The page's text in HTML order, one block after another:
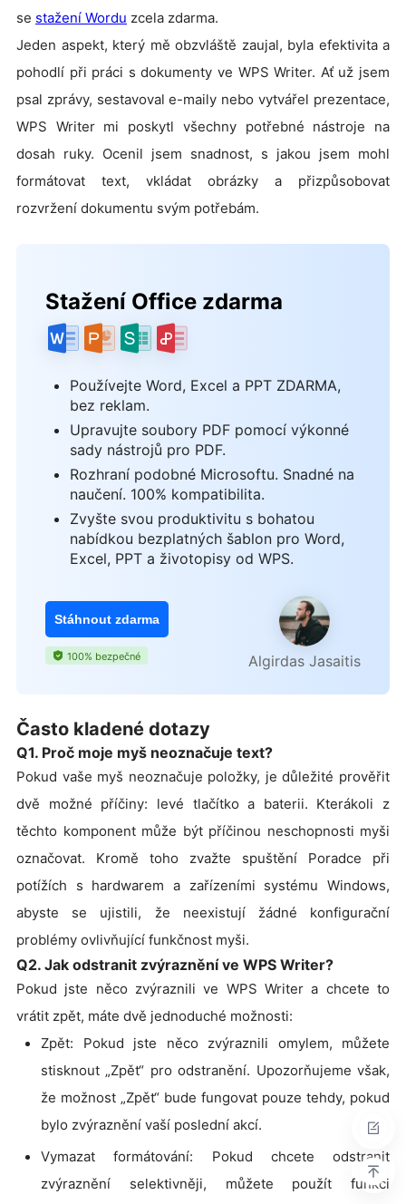
se stažení Wordu zcela zdarma.
Jeden aspekt, který mě obzvláště zaujal, byla efektivita a
pohodlí při práci s dokumenty ve WPS Writer. Ať už jsem
psal zprávy, sestavoval e-maily nebo vytvářel prezentace,
WPS Writer mi poskytl všechny potřebné nástroje na
dosah ruky. Ocenil jsem snadnost, s jakou jsem mohl
formátovat text, vkládat obrázky a přizpůsobovat
rozvržení dokumentu svým potřebám.
Stažení Office zdarma
Používejte Word, Excel a PPT ZDARMA,
bez reklam.
Upravujte soubory PDF pomocí výkonné
sady nástrojů pro PDF.
Rozhraní podobné Microsoftu. Snadné na
naučení. 100% kompatibilita.
Zvyšte svou produktivitu s bohatou
nabídkou bezplatných šablon pro Word,
Excel, PPT a životopisy od WPS.
Stáhnout zdarma
100% bezpečné Algirdas Jasaitis
Často kladené dotazy
Q1. Proč moje myš neoznačuje text?
Pokud vaše myš neoznačuje položky, je důležité prověřit
dvě možné příčiny: levé tlačítko a baterii. Kterákoli z
těchto komponent může být příčinou neschopnosti myši
označovat. Kromě toho zvažte spuštění Poradce při
potížích s hardwarem a zařízeními systému Windows,
abyste se ujistili, že neexistují žádné konfigurační
problémy ovlivňující funkčnost myši.
Q2. Jak odstranit zvýraznění ve WPS Writer?
Pokud jste něco zvýraznili ve WPS Writer a chcete to
vrátit zpět, máte dvě jednoduché možnosti:
Zpět: Pokud jste něco zvýraznili omylem, můžete
stisknout „Zpět“ pro odstranění. Upozorňujeme však,
že možnost „Zpět“ bude fungovat pouze tehdy, pokud
bylo zvýraznění vaší poslední akcí.
Vymazat formátování: Pokud chcete odstranit
zvýraznění selektivněji, můžete použít funkci